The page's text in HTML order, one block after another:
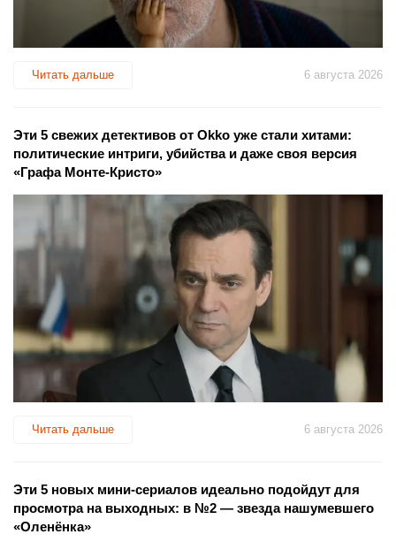
Читать дальше 6 августа 2026
Эти 5 свежих детективов от Okko уже стали хитами:
политические интриги, убийства и даже своя версия
«Графа Монте-Кристо»
Читать дальше 6 августа 2026
Эти 5 новых мини-сериалов идеально подойдут для
просмотра на выходных: в №2 — звезда нашумевшего
«Оленёнка»